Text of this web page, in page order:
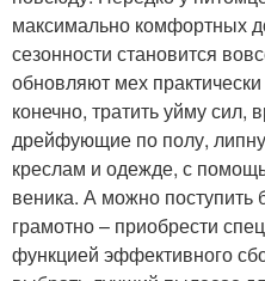
максимально комфортных
сезонности становится
обновляют мех
конечно, тратить уйму сил,
дрейфующие по полу,
креслам и одежде, с
веника. А можно поступить
грамотно – приобрести
функцией эффективного